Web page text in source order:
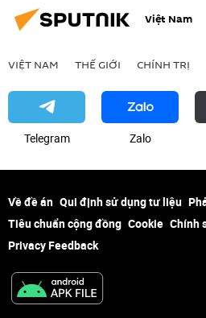
Việt Nam
VIỆT NAM THẾ GIỚI CHÍNH TRỊ
Telegram Zalo
Về đề án Qui định sử dụng tư liệu
Tiêu chuẩn cộng đồng Cookie Chính
Privacy Feedback